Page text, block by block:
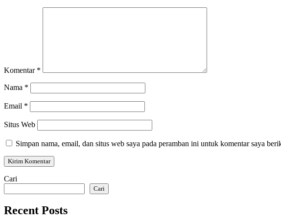
Komentar *
Nama *
Email *
Situs Web
Simpan nama, email, dan situs web saya pada peramban ini untuk komentar saya
Cari
Cari
Recent Posts